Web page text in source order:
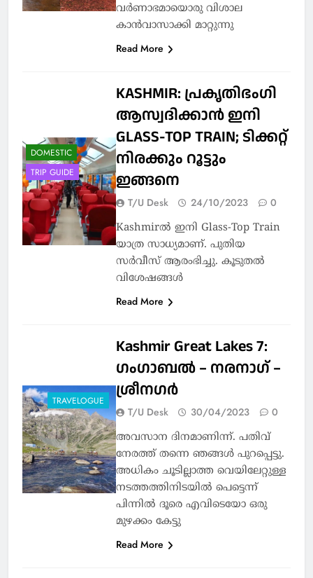
വർണാഭമായൊരു വിശാല
കാൻവാസാക്കി മാറ്റുന്നു
Read More
DOMESTIC
TRIP GUIDE
KASHMIR: പ്രകൃതിഭംഗി
ആസ്വദിക്കാന്‍ ഇനി
GLASS-TOP TRAIN; ടിക്കറ്റ്
നിരക്കും റൂട്ടും
ഇങ്ങനെ
T/U Desk 24/10/2023 0
Kashmirൽ ഇനി Glass-Top Train
യാത്ര സാധ്യമാണ്. പുതിയ
സർവീസ് ആരംഭിച്ചു. കൂടുതല്‍
വിശേഷങ്ങള്‍
Read More
TRAVELOGUE
Kashmir Great Lakes 7:
ഗംഗാബൽ – നരനാഗ് –
ശ്രീനഗർ
T/U Desk 30/04/2023 0
അവസാന ദിനമാണിന്ന്. പതിവ്
നേരത്ത് തന്നെ ഞങ്ങൾ പുറപ്പെട്ടു.
അധികം ചൂടില്ലാത്ത വെയിലേറ്റുള്ള
നടത്തത്തിനിടയിൽ പെട്ടെന്ന്
പിന്നിൽ ദൂരെ എവിടെയോ ഒരു
മുഴക്കം കേട്ടു
Read More